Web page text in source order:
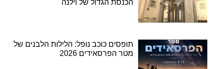
הכנסת הגדול של וילנה
תופסים כוכב נופל: הלילות הלבנים של
מטר הפרסאידים 2026